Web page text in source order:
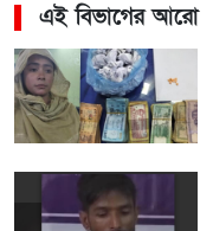
এই বিভাগের আরো